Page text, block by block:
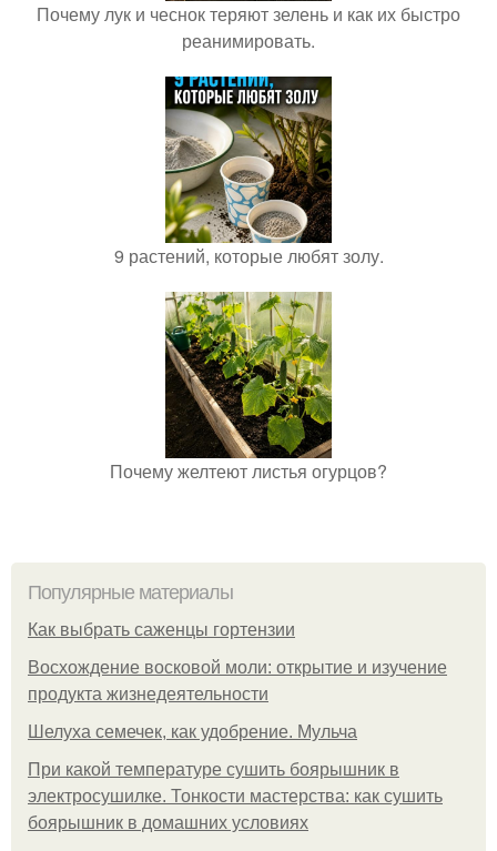
Почему лук и чеснок теряют зелень и как их быстро
реанимировать.
9 растений, которые любят золу.
Почему желтеют листья огурцов?
Популярные материалы
Как выбрать саженцы гортензии
Восхождение восковой моли: открытие и изучение
продукта жизнедеятельности
Шелуха семечек, как удобрение. Мульча
При какой температуре сушить боярышник в
электросушилке. Тонкости мастерства: как сушить
боярышник в домашних условиях